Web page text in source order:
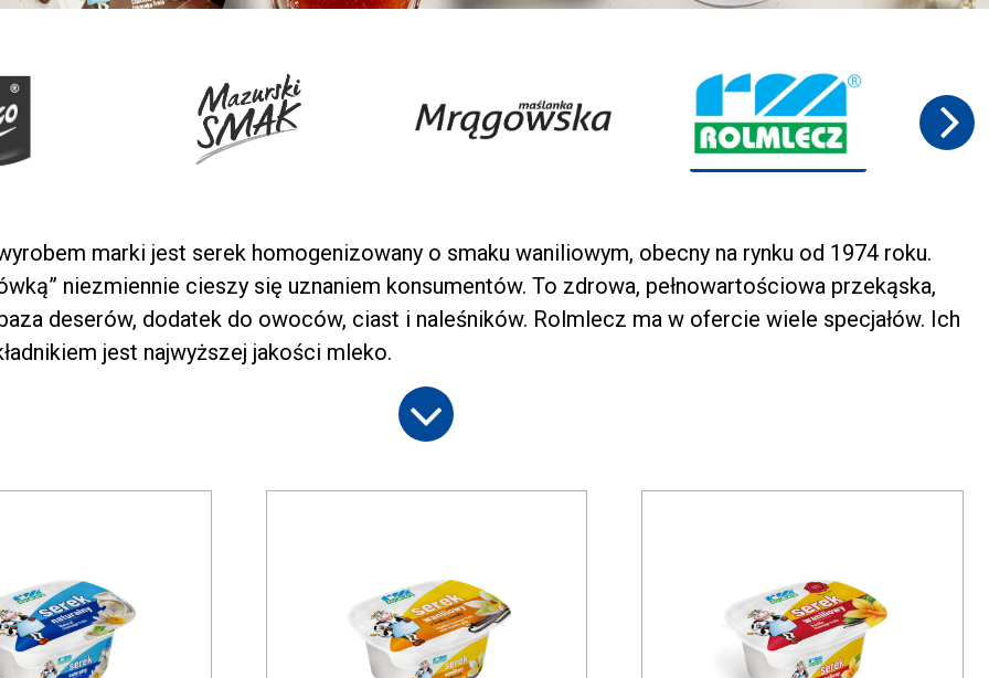
marki jest serek homogenizowany o smaku waniliowym, obecny na rynku od 1974 roku.
niezmiennie cieszy się uznaniem konsumentów. To zdrowa, pełnowartościowa przekąska,
deserów, dodatek do owoców, ciast i naleśników. Rolmlecz ma w ofercie wiele specjałów. Ich
jest najwyższej jakości mleko.